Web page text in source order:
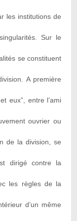
les institutions de
Sur le
se constituent
A première
eux”, entre l’ami
ouvrier ou
de la division, se
dirigé contre la
les règles de la
d’un même